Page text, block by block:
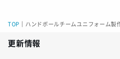
TOP ハンドボールチームユニフォーム
更新情報